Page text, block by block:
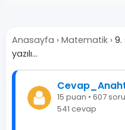
Anasayfa › Matematik › 9.
yazılı...
15 puan • 607
541 cevap